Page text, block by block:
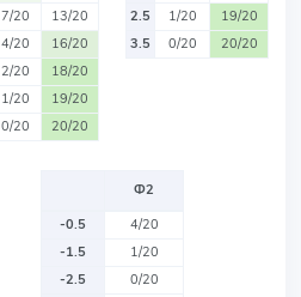
7/20
13/20
4/20
16/20
2/20
18/20
1/20
19/20
0/20 20/20
2.5
1/20
19/20
3.5
0/20 20/20
Ф2
-0.5
4/20
-1.5
1/20
-2.5
0/20